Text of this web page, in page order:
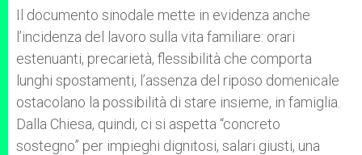
Il documento sinodale mette in evidenza anche
l’incidenza del lavoro sulla vita familiare: orari
estenuanti, precarietà, flessibilità che comporta
lunghi spostamenti, l’assenza del riposo domenicale
ostacolano la possibilità di stare insieme, in famiglia.
Dalla Chiesa, quindi, ci si aspetta “concreto
sostegno” per impieghi dignitosi, salari giusti, una